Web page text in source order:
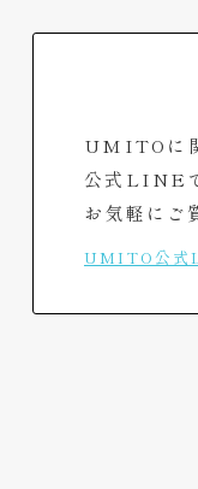
UMITOに
公式LINE
お気軽にご
UMITO公式